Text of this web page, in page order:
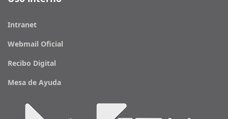
Intranet
Webmail Oficial
Recibo Digital
Mesa de Ayuda